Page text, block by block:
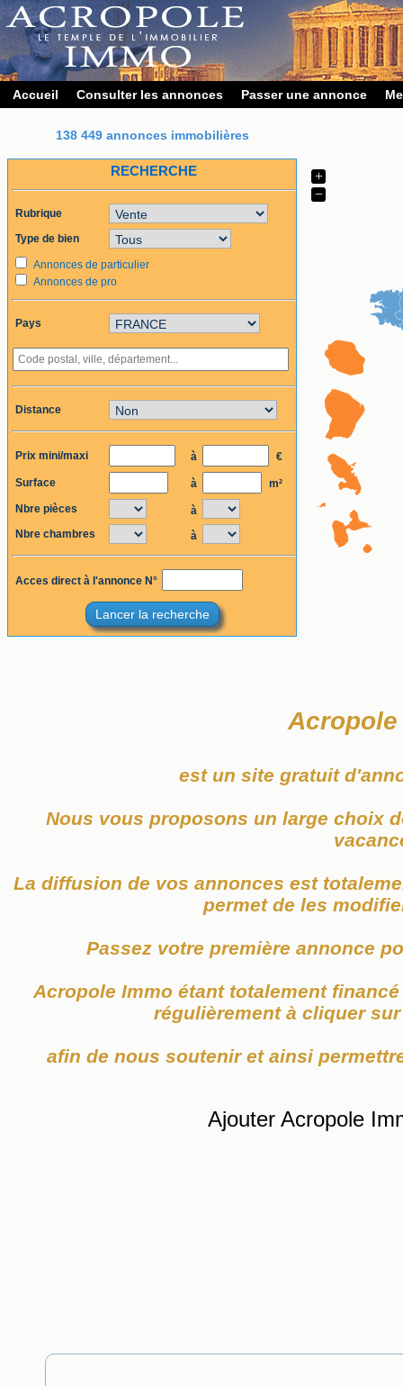
Accueil Consulter les annonces Passer une annonce
138 449 annonces immobilières
RECHERCHE
Rubrique
Type de bien
Annonces de particulier
Annonces de pro
Pays
Distance
Prix mini/maxi à €
Surface à
m²
Nbre pièces
à
Nbre chambres
à
Acces direct à l'annonce N°
Lancer la recherche
+
−
Acropole
est un site gratuit
Nous vous proposons un large choix
La diffusion de vos annonces est
permet de les
Passez votre première annonce
Acropole Immo étant totalement
régulièrement à cliquer
afin de nous soutenir et ainsi
Ajouter Acropole